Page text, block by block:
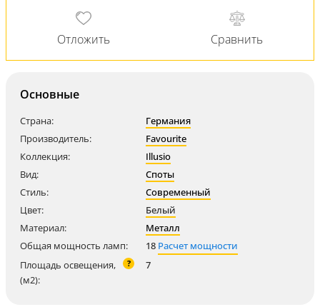
Основные
Страна:
Германия
Производитель:
Favourite
Коллекция:
Illusio
Вид:
Споты
Стиль:
Современный
Цвет:
Белый
Материал:
Металл
Общая мощность ламп:
18 Расчет мощности
Площадь освещения,
(м2):
? 7